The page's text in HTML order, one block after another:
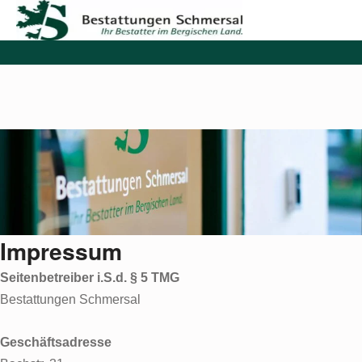
Impressum
Seitenbetreiber i.S.d. § 5 TMG
Bestattungen Schmersal
Geschäftsadresse